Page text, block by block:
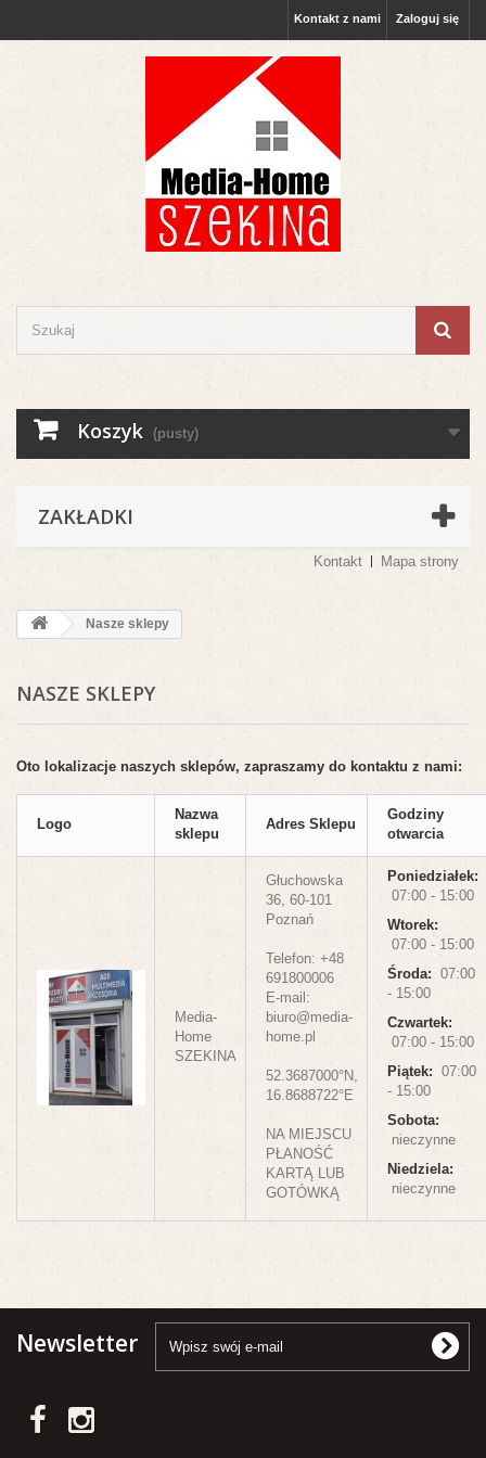
Zaloguj się
Kontakt z nami
Koszyk (pusty)
ZAKŁADKI
Kontakt Mapa strony
Nasze sklepy
NASZE SKLEPY
Oto lokalizacje naszych sklepów, zapraszamy do kontaktu z nami:
Logo
Nazwa
sklepu
Adres Sklepu
Godziny
otwarcia
Media-
Home
SZEKINA
Głuchowska
36, 60-101
Poznań
Telefon: +48
691800006
E-mail:
biuro@media-
home.pl
52.3687000°N,
16.8688722°E
NA MIEJSCU
PŁANOŚĆ
KARTĄ LUB
GOTÓWKĄ
Poniedziałek:
07:00 - 15:00
Wtorek:
07:00 - 15:00
Środa: 07:00
- 15:00
Czwartek:
07:00 - 15:00
Piątek: 07:00
- 15:00
Sobota:
nieczynne
Niedziela:
nieczynne
Newsletter